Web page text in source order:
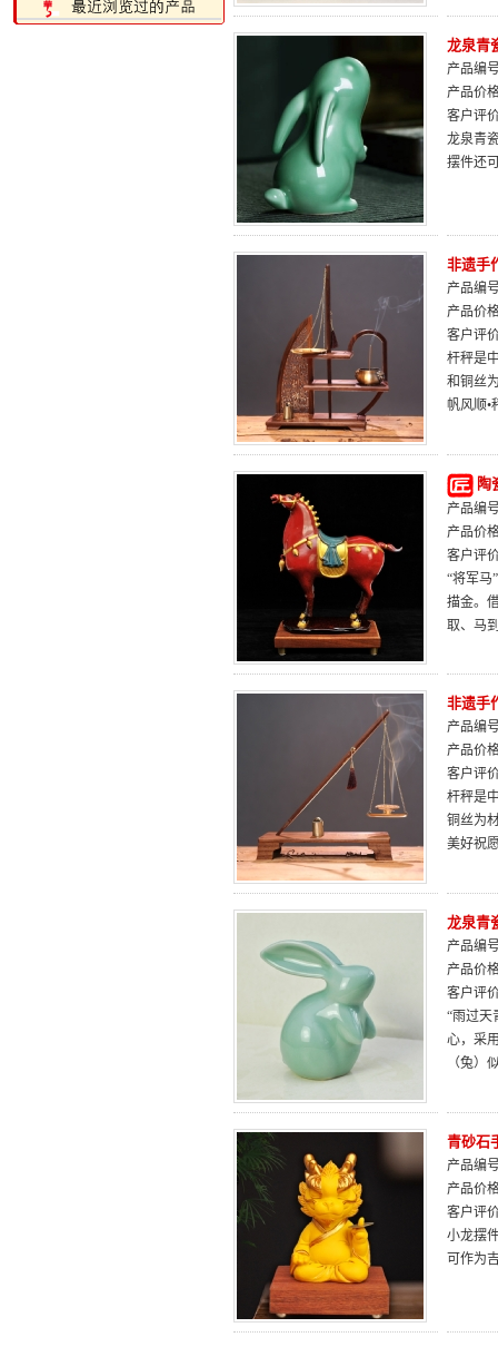
龙泉青
产品编
产品价
客户评
龙泉青
摆件还
非遗手
产品编
产品价
客户评
杆秤是
和铜丝
帆风顺•
陶
产品编
产品价
客户评
“将军马
描金。
取、马
非遗手
产品编
产品价
客户评
杆秤是
铜丝为
美好祝
龙泉青
产品编
产品价
客户评
“雨过天
心，采
（兔）
青砂石
产品编
产品价
客户评
小龙摆
可作为